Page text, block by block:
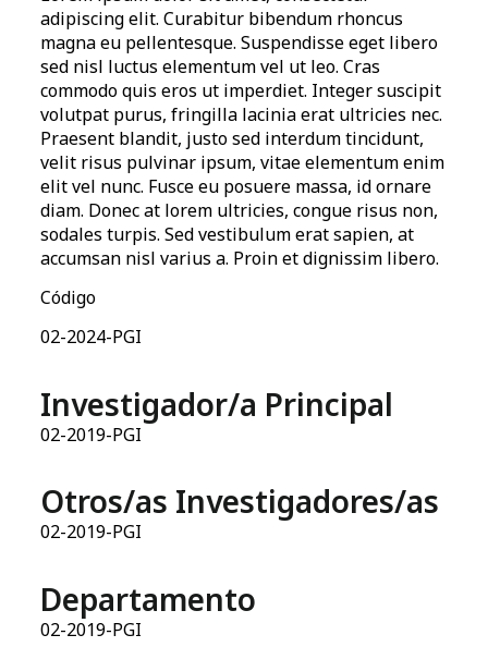
adipiscing elit. Curabitur bibendum rhoncus
magna eu pellentesque. Suspendisse eget libero
sed nisl luctus elementum vel ut leo. Cras
commodo quis eros ut imperdiet. Integer suscipit
volutpat purus, fringilla lacinia erat ultricies nec.
Praesent blandit, justo sed interdum tincidunt,
velit risus pulvinar ipsum, vitae elementum enim
elit vel nunc. Fusce eu posuere massa, id ornare
diam. Donec at lorem ultricies, congue risus non,
sodales turpis. Sed vestibulum erat sapien, at
accumsan nisl varius a. Proin et dignissim libero.
Código
02-2024-PGI
Investigador/a Principal
02-2019-PGI
Otros/as Investigadores/as
02-2019-PGI
Departamento
02-2019-PGI